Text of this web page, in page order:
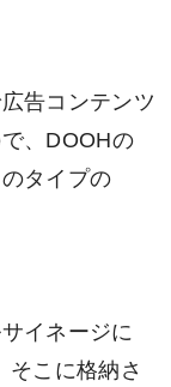
告コンテンツ
、DOOHの
タイプの
イネージに
そこに格納さ